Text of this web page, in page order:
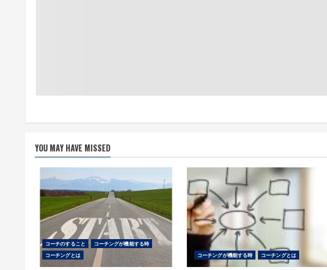
YOU MAY HAVE MISSED
コーチのすること
コーチングが機能する時
コーチングとは
コーチングが機能する時 コーチングとは